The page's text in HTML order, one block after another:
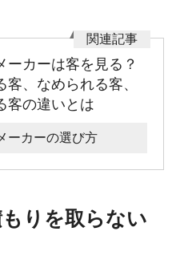
ーカーは客を見る？
客、なめられる客、
客の違いとは
ーカーの選び方
りを取らない